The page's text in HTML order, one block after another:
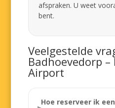
afspraken. U weet
bent.
Veelgestelde
Badhoevedorp –
Airport
Hoe reserveer ik